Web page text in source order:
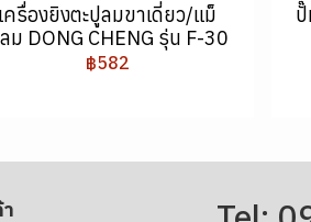
เครื่องยิงตะปูลมขาเดี่ยว/แม็
ม DONG CHENG รุ่น F-30
฿582